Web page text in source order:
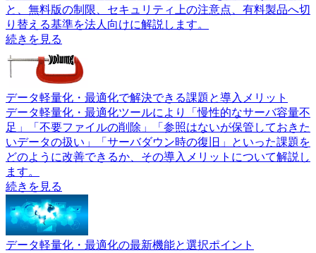
と、無料版の制限、セキュリティ上の注意点、有料製品へ切
り替える基準を法人向けに解説します。
続きを見る
データ軽量化・最適化で解決できる課題と導入メリット
データ軽量化・最適化ツールにより「慢性的なサーバ容量不
足」「不要ファイルの削除」「参照はないが保管しておきた
いデータの扱い」「サーバダウン時の復旧」といった課題を
どのように改善できるか、その導入メリットについて解説し
ます。
続きを見る
データ軽量化・最適化の最新機能と選択ポイント